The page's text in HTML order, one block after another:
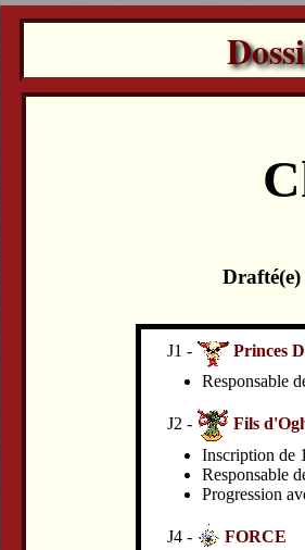
J1 -
Princes
Responsable
J2 -
Fils
Inscription de
Responsable
Progression
J4 -
FORCE